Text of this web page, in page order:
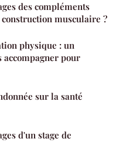
des compléments
musculaire ?
physique : un
accompagner pour
sur la santé
d'un stage de